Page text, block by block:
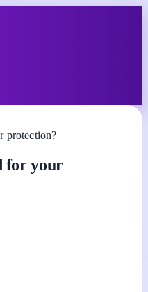
for your